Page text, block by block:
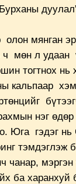
олон мянган
мөн л удаан
тогтнох нь
кальпаар
нэг
Юга гэдэг нь
тэмдэглэж
мэргэн
ба харанхуй